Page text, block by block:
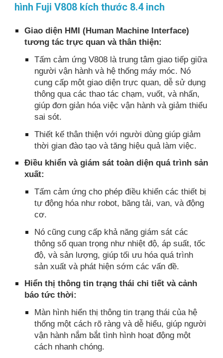
hình Fuji V808 kích thước 8.4 inch
Giao diện HMI (Human Machine Interface)
tương tác trực quan và thân thiện:
Tấm cảm ứng V808 là trung tâm giao tiếp giữa
người vận hành và hệ thống máy móc. Nó
cung cấp một giao diện trực quan, dễ sử dụng
thông qua các thao tác chạm, vuốt, và nhấn,
giúp đơn giản hóa việc vận hành và giảm thiểu
sai sót.
Thiết kế thân thiện với người dùng giúp giảm
thời gian đào tạo và tăng hiệu quả làm việc.
Điều khiển và giám sát toàn diện quá trình sản
xuất:
Tấm cảm ứng cho phép điều khiển các thiết bị
tự động hóa như robot, băng tải, van, và động
cơ.
Nó cũng cung cấp khả năng giám sát các
thông số quan trọng như nhiệt độ, áp suất, tốc
độ, và sản lượng, giúp tối ưu hóa quá trình
sản xuất và phát hiện sớm các vấn đề.
Hiển thị thông tin trạng thái chi tiết và cảnh
báo tức thời:
Màn hình hiển thị thông tin trạng thái của hệ
thống một cách rõ ràng và dễ hiểu, giúp người
vận hành nắm bắt tình hình hoạt động một
cách nhanh chóng.